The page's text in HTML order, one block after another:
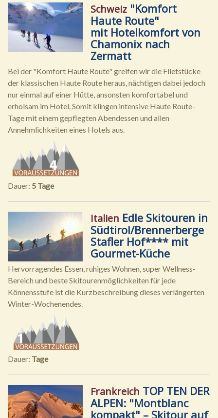
Schweiz "Komfort
Haute Route"
mit Hotelkomfort von
Chamonix nach
Zermatt
Bei der "Komfort Haute Route" greifen wir die Filetstücke
der klassischen Haute Route heraus, nächtigen dabei jedoch
nur einmal auf einer Hütte, ansonsten komfortabel und
erholsam im Hotel. Somit klingen intensive Haute Route-
Tage mit einem gepflegten Abendessen und allen
Annehmlichkeiten eines Hotels aus.
Dauer: 5 Tage
Italien Edle Skitouren in
Südtirol/Brennerberge
Stafler Hof**** mit
Gourmet-Küche
Hervorragendes Essen, ruhiges Wohnen, super Wellness-
Bereich und beste Skitourenmöglichkeiten für jede
Könnensstufe ist die Kurzbeschreibung dieses verlängerten
Winter-Wochenendes.
Dauer: Tage
Frankreich TOP TEN DER
ALPEN: "Montblanc
kompakt" – Skitour auf